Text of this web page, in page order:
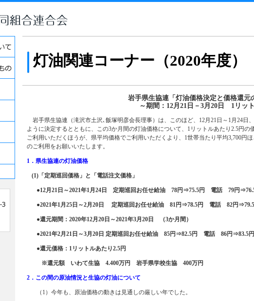
灯油関連コーナー（2020年度）
岩手県生協連「灯油価格決定と価格還元
～期間：12月21日－3月20日 1リッ
岩手県生協連（滝沢市土沢､飯塚明彦会長理事）は、このほど、12月21日～1月24日
ように決定するとともに、この3か月間の灯油価格について、1リットルあたり2.5円
ご利用いただくほうが、県平均価格でご利用いただくより、1世帯当たり平均3,700円
のご利用をお願いいたします。
1．県生協連の灯油価格
(1)「定期巡回価格」と「電話注文価格」
●12月21日～2021年1月24日 定期巡回お任せ給油 78円⇒75.5円 電話 79円
●2021年1月25日～2月20日 定期巡回お任せ給油 81円⇒78.5円 電話 82円
●還元期間：2020年12月20日～2021年3月20日 （3か月間）
●2021年2月21日～3月20日 定期巡回お任せ給油 85円⇒82.5円 電話 86円⇒83.5円
●還元価格：1リットルあたり2.5円
※還元額 いわて生協 4.400万円 岩手県学校生協 400万円
2．この間の原油情況と生協の灯油について
（1）今年も、原油価格の動きは見通しの厳しい年でした。